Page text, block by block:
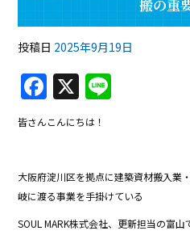
搬の重
投稿日 2025年9月19日
F
a
c
e
b
o
X
皆さんこんにちは！
大阪府淀川区を拠点に建築資材搬入業
岐に渡る事業を手掛けている
SOUL MARK株式会社、更新担当の富山